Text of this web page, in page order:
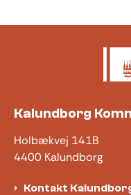
Kalundborg
Holbækvej 141B
4400 Kalundborg
Kontakt